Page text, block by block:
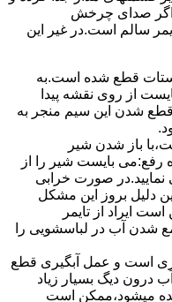
کنید.اﮔﺮ ﺻﺪای ﭼﺮﺧﺶ
ﺳﺎﻟﻢ اﺳﺖ.در ﻏﯿﺮ اﯾﻦ
ﻗﻄﻊ ﺷﺪه اﺳﺖ.به
از روی ﻧﻘﺸﻪ ﭘﯿﺪا
ﺷﺪن اﯾﻦ ﺳﯿﻢ ﻣﻨﺠﺮ ﺑﻪ
ﺑﺎز ﺷﺪن ﺷﯿﺮ
رﻓﻊ:می بایست ﺷﯿﺮ را از
نمایید.در صورت خرابی
دلیل بروز این مشکل
ایراد از تایمر
شدن آب در لباسشویی را
اﺳﺖ و ﻋﻤﻞ آﺑﮕﯿﺮی ﻗﻄﻊ
درون دﯾﮓ ﺑﺴﯿﺎر زﯾﺎد
میشود،ممکن است